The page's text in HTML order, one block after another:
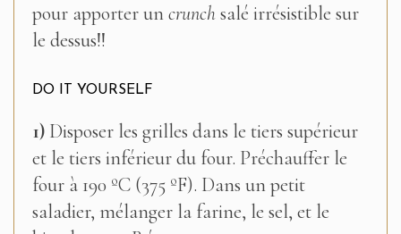
pour apporter uncrunchsalé irrésistible sur
le dessus!!
DO IT YOURSELF
1) Disposer les grilles dans le tiers supérieur
et le tiers inférieur du four. Préchauffer le
four à 190 ºC (375 ºF). Dans un petit
saladier, mélanger la farine, le sel, et le